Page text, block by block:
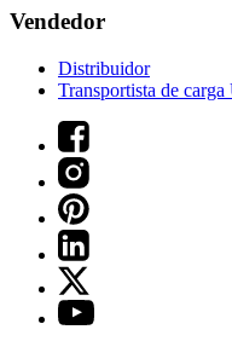
Vendedor
Distribuidor
Transportista de